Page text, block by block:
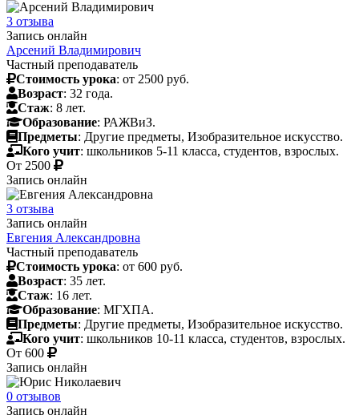
3 отзыва
Запись онлайн
Арсений Владимирович
Частный преподаватель
Стоимость урока: от 2500 руб.
Возраст: 32 года.
Стаж: 8 лет.
Образование: РАЖВиЗ.
Предметы: Другие предметы, Изобразительное искусство.
Кого учит: школьников 5-11 класса, студентов, взрослых.
От 2500
Запись онлайн
3 отзыва
Запись онлайн
Евгения Александровна
Частный преподаватель
Стоимость урока: от 600 руб.
Возраст: 35 лет.
Стаж: 16 лет.
Образование: МГХПА.
Предметы: Другие предметы, Изобразительное искусство.
Кого учит: школьников 10-11 класса, студентов, взрослых.
От 600
Запись онлайн
0 отзывов
Запись онлайн